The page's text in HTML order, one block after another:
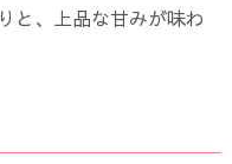
と、上品な甘みが味わ